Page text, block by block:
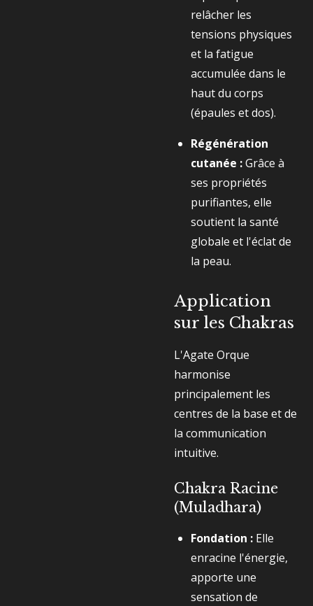
relâcher les
tensions physiques
et la fatigue
accumulée dans le
haut du corps
(épaules et dos).
Régénération
cutanée :Grâce à
ses propriétés
purifiantes, elle
soutient la santé
globale et l'éclat de
la peau.
Application
sur les Chakras
L'Agate Orque
harmonise
principalement les
centres de la base et de
la communication
intuitive.
Chakra Racine
(Muladhara)
Fondation : Elle
enracine l'énergie,
apporte une
sensation de